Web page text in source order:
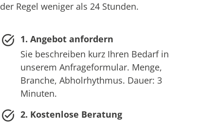
der Regel weniger als 24 Stunden.
1. Angebot anfordern
Sie beschreiben kurz Ihren Bedarf in
unserem Anfrageformular. Menge,
Branche, Abholrhythmus. Dauer: 3
Minuten.
2. Kostenlose Beratung